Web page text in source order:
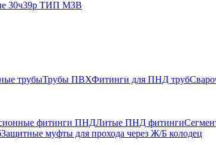
30ч39р ТИП МЗВ
трубыТрубы ПВХФитинги для ПНД труб
фитинги ПНДЛитые ПНД фитинги
Защитные муфты для прохода через Ж/Б колодец